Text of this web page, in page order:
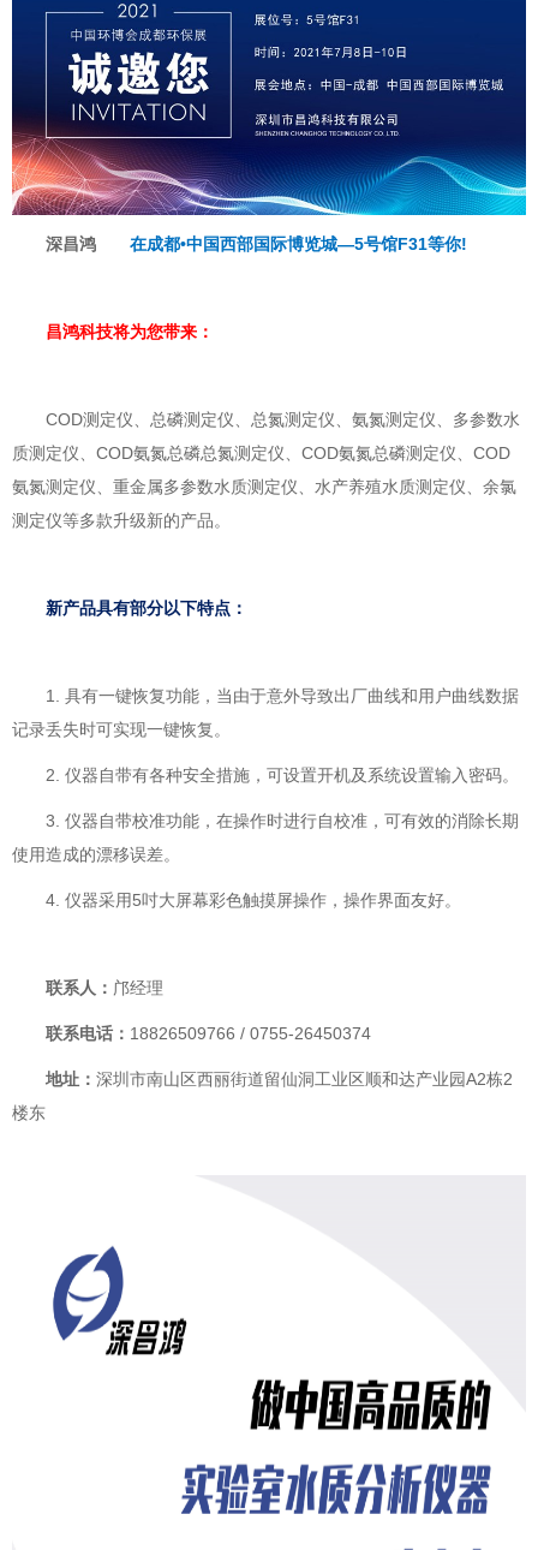
深昌鸿 在成都•中国西部国际博览城—5号馆F31等你!
昌鸿科技将为您带来：
COD测定仪、总磷测定仪、总氮测定仪、氨氮测定仪、多参数水
质测定仪、COD氨氮总磷总氮测定仪、COD氨氮总磷测定仪、COD
氨氮测定仪、重金属多参数水质测定仪、水产养殖水质测定仪、余氯
测定仪等多款升级新的产品。
新产品具有部分以下特点：
1. 具有一键恢复功能，当由于意外导致出厂曲线和用户曲线数据
记录丢失时可实现一键恢复。
2. 仪器自带有各种安全措施，可设置开机及系统设置输入密码。
3. 仪器自带校准功能，在操作时进行自校准，可有效的消除长期
使用造成的漂移误差。
4. 仪器采用5吋大屏幕彩色触摸屏操作，操作界面友好。
联系人： 邝经理
联系电话： 18826509766 / 0755-26450374
地址： 深圳市南山区西丽街道留仙洞工业区顺和达产业园A2栋2
楼东